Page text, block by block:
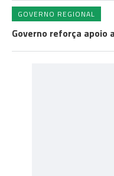
GOVERNO REGIONAL
Governo reforça apoio